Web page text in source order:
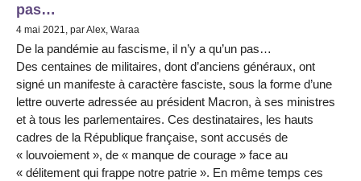
pas…
4 mai 2021, par Alex, Waraa
De la pandémie au fascisme, il n’y a qu’un pas…
Des centaines de militaires, dont d’anciens généraux, ont
signé un manifeste à caractère fasciste, sous la forme d’une
lettre ouverte adressée au président Macron, à ses ministres
et à tous les parlementaires. Ces destinataires, les hauts
cadres de la République française, sont accusés de
« louvoiement », de « manque de courage » face au
« délitement qui frappe notre patrie ». En même temps ces